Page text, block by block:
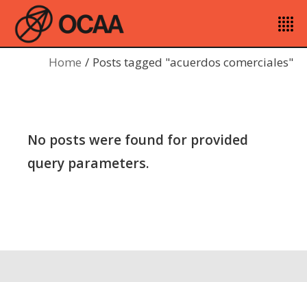
Home Posts tagged "acuerdos comerciales"
No posts were found for provided
query parameters.